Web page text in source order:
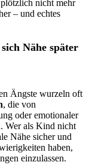
nicht mehr
– und echtes
Nähe später
Ängste wurzeln oft
, die von
oder emotionaler
Wer als Kind nicht
Nähe sicher und
haben,
einzulassen.